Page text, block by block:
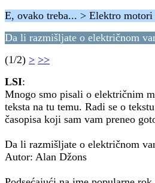
E, ovako treba... > Elektro
Da li razmišljate o električnom
(1/2) > >>
LSI:
Mnogo smo pisali o električnim
teksta na tu temu. Radi se o
časopisa koji sam vam preneo
Da li razmišljate o električnom
Autor: Alan Džons